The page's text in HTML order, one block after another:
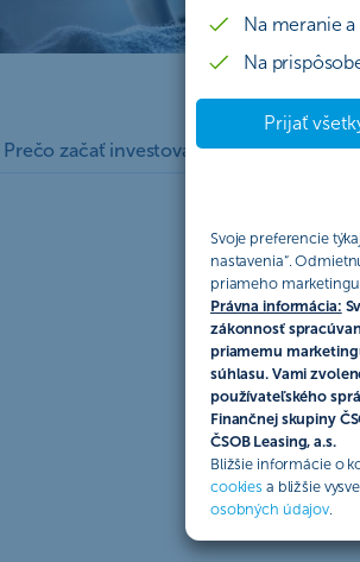
Na meranie
Na
Prijať
Svoje preferencie
nastavenia“.
priameho
Právna informácia:
zákonnosť
priamemu
súhlasu. Vami
používateľského
Finančnej skupiny
ČSOB Leasing, a.s.
Bližšie informácie o
cookies a bližšie
osobných údajov
Prečo začať investovať Prečo si